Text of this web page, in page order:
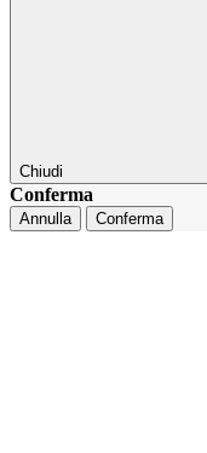
Chiudi
Conferma
Annulla Conferma